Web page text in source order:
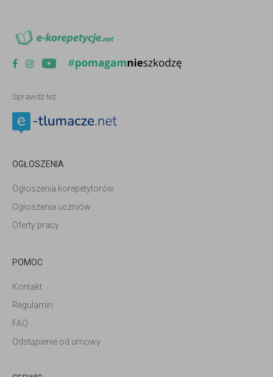
Sprawdź też:
OGŁOSZENIA
Ogłoszenia korepetytorów
Ogłoszenia uczniów
Oferty pracy
POMOC
Kontakt
Regulamin
FAQ
Odstąpienie od umowy